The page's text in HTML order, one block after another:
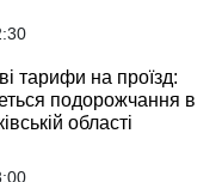
тарифи на проїзд:
подорожчання в
області